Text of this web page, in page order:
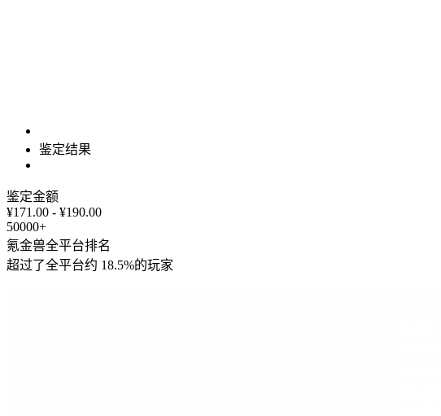
鉴定结果
鉴定金额
¥171.00 - ¥190.00
50000+
氪金兽全平台排名
超过了全平台约 18.5%的玩家